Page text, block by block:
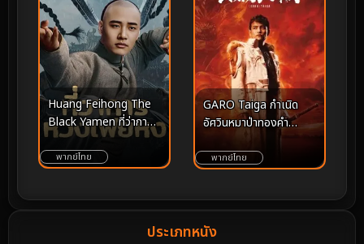
Huang Feihong The
Black Yamen ที่ว่าการ
หวงเฟยหง (2025)
พากย์ไทย
GARO Taiga กำเนิด
อัศวินหมาป่าทองคำ
(2025)
พากย์ไทย
ประเภทหนัง